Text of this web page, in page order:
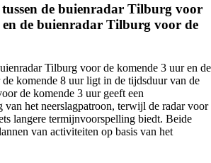
de buienradar Tilburg voor
de buienradar Tilburg voor de
Tilburg voor de komende 3 uur en de
komende 8 uur ligt in de tijdsduur van de
de komende 3 uur geeft een
het neerslagpatroon, terwijl de radar voor
langere termijnvoorspelling biedt. Beide
van activiteiten op basis van het